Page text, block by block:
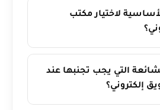
لاختيار مكتب
التي يجب تجنبها عند
إلكتروني؟